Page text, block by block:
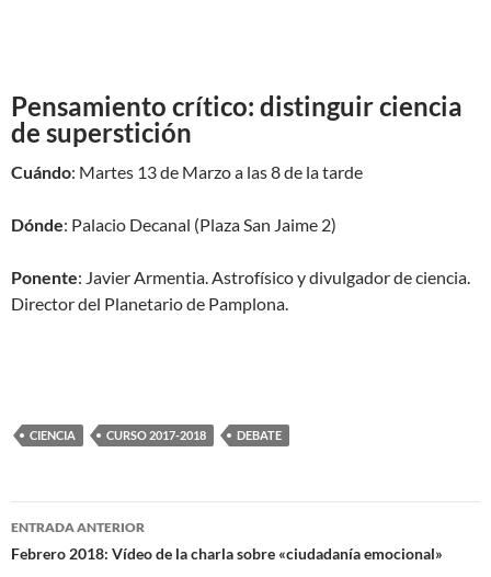
Pensamiento crítico: distinguir ciencia
de superstición
Cuándo: Martes 13 de Marzo a las 8 de la tarde
Dónde: Palacio Decanal (Plaza San Jaime 2)
Ponente: Javier Armentia. Astrofísico y divulgador de ciencia.
Director del Planetario de Pamplona.
CIENCIA CURSO 2017-2018 DEBATE
Navegación
de
ENTRADA ANTERIOR
Febrero 2018: Vídeo de la charla sobre «ciudadanía emocional»